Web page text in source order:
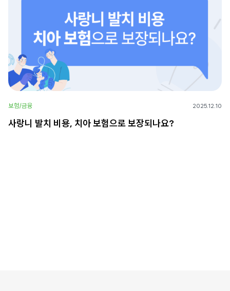
보험/금융 2025.12.10
사랑니 발치 비용, 치아 보험으로 보장되나요?